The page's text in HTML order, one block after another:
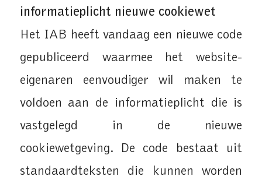
informatieplicht nieuwe cookiewet
Het IAB heeft vandaag een nieuwe code
gepubliceerd waarmee het website-
eigenaren eenvoudiger wil maken te
voldoen aan de informatieplicht die is
vastgelegd in de nieuwe
cookiewetgeving. De code bestaat uit
standaardteksten die kunnen worden